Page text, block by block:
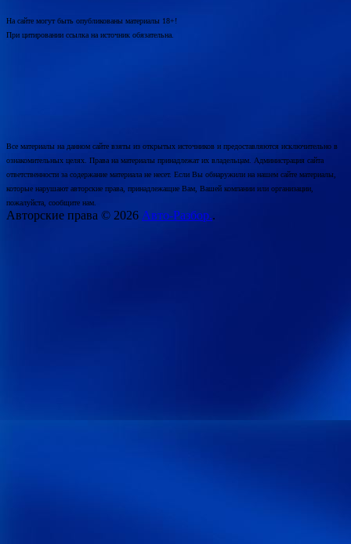
На сайте могут быть опубликованы материалы 18+!
При цитировании ссылка на источник обязательна.
Все материалы на данном сайте взяты из открытых источников и предоставляются исключительно в
ознакомительных целях. Права на материалы принадлежат их владельцам. Администрация сайта
ответственности за содержание материала не несет. Если Вы обнаружили на нашем сайте материалы,
которые нарушают авторские права, принадлежащие Вам, Вашей компании или организации,
пожалуйста, сообщите нам.
Авторские права © 2026 Авто-Разбор..